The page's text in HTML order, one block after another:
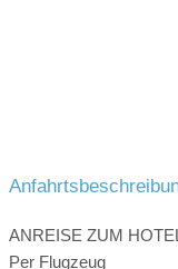
ANREISE ZUM
Per Flugzeug